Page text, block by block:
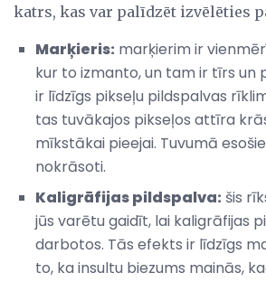
katrs, kas var palīdzēt izvēlēties
Marķieris: marķierim ir
kur to izmanto, un tam ir tīrs un
ir līdzīgs pikseļu pildspalvas
tas tuvākajos pikseļos attīra
mīkstākai pieejai. Tuvumā
nokrāsoti.
Kaligrāfijas pildspalva: šis
jūs varētu gaidīt, lai kaligrāfijas
darbotos. Tās efekts ir līdzīgs
to, ka insultu biezums mainās,